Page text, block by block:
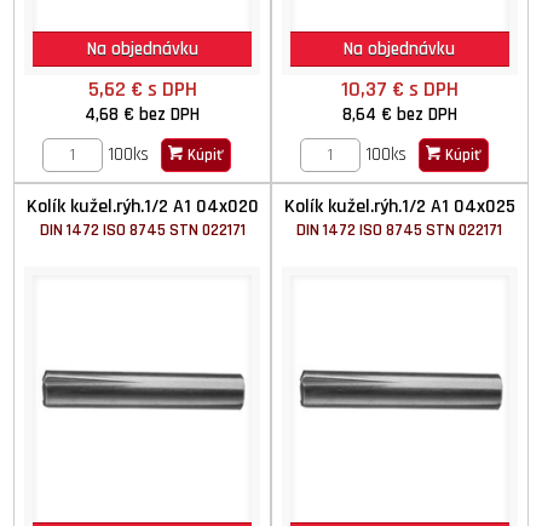
Na objednávku
5,62 € s DPH
4,68 €bez DPH
100ks
Kúpiť
Na objednávku
10,37 € s DPH
8,64 € bez DPH
100ks
Kúpiť
Kolík kužel.rýh.1/2 A1 04x020
DIN 1472 ISO 8745 STN 022171
Kolík kužel.rýh.1/2 A1 04x025
DIN 1472 ISO 8745 STN 022171